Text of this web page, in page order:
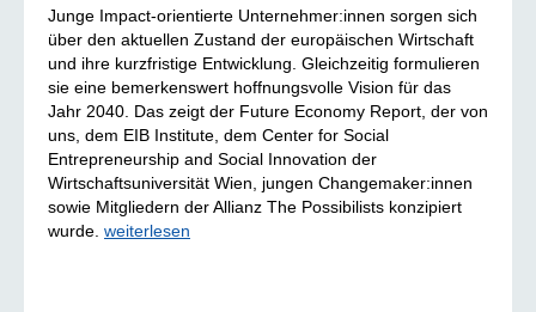
Junge Impact-orientierte Unternehmer:innen sorgen sich
über den aktuellen Zustand der europäischen Wirtschaft
und ihre kurzfristige Entwicklung. Gleichzeitig formulieren
sie eine bemerkenswert hoffnungsvolle Vision für das
Jahr 2040. Das zeigt der Future Economy Report, der von
uns, dem EIB Institute, dem Center for Social
Entrepreneurship and Social Innovation der
Wirtschaftsuniversität Wien, jungen Changemaker:innen
sowie Mitgliedern der Allianz The Possibilists konzipiert
wurde. weiterlesen